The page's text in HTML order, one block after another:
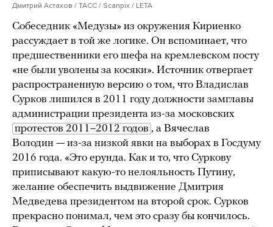
Дмитрий Астахов / ТАСС / Scanpix / LETA
Собеседник «Медузы» из окружения Кириенко
рассуждает в той же логике. Он вспоминает, что
предшественники его шефа на кремлевском посту
«не были уволены за косяки». Источник отвергает
распространенную версию о том, что Владислав
Сурков лишился в 2011 году должности замглавы
администрации президента из-за московских
протестов 2011–2012 годов , а Вячеслав
Володин — из-за низкой явки на выборах в Госдуму
2016 года. «Это ерунда. Как и то, что Суркову
приписывают какую-то нелояльность Путину,
желание обеспечить выдвижение Дмитрия
Медведева президентом на второй срок. Сурков
прекрасно понимал, чем это сразу бы кончилось.